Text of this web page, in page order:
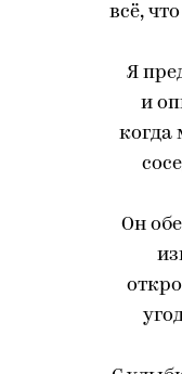
всё,
Я
и
когда
Он